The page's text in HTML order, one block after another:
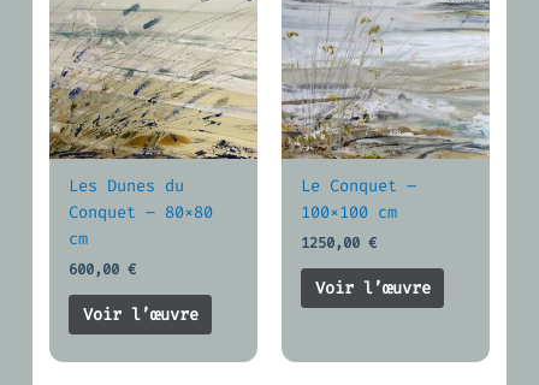
Les Dunes du
Conquet – 80×80
cm
600,00€
Voir l’œuvre
Le Conquet –
100×100 cm
1250,00€
Voir l’œuvre